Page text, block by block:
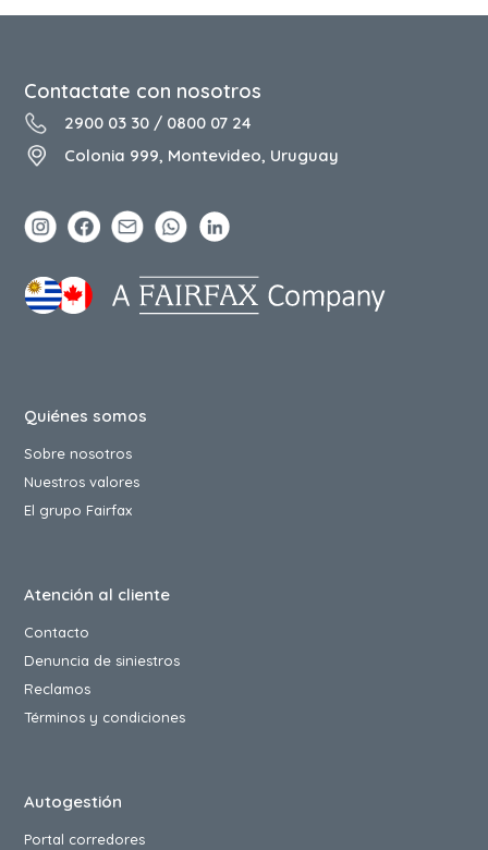
Contactate con nosotros
2900 03 30 / 0800 07 24
Colonia 999, Montevideo, Uruguay
Quiénes somos
Sobre nosotros
Nuestros valores
El grupo Fairfax
Atención al cliente
Contacto
Denuncia de siniestros
Reclamos
Términos y condiciones
Autogestión
Portal corredores